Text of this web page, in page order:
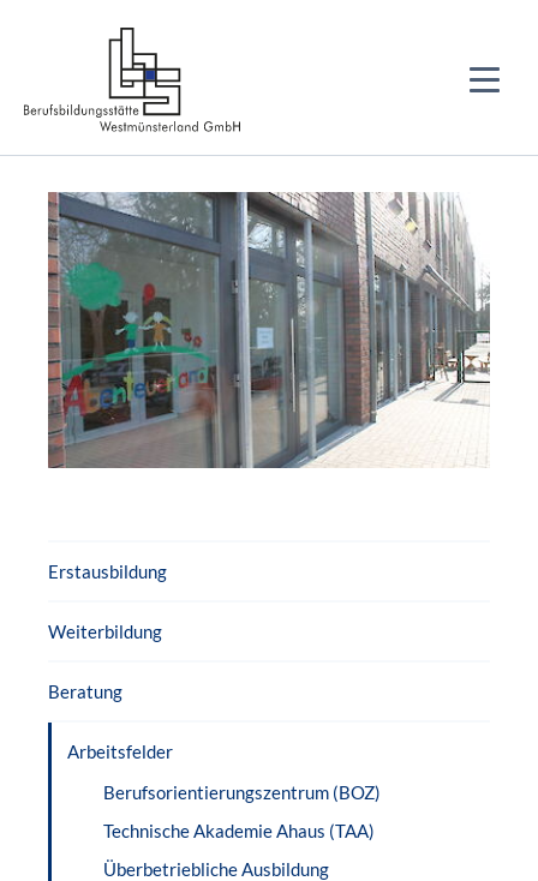
Erstausbildung
Weiterbildung
Beratung
Arbeitsfelder
Berufsorientierungszentrum (BOZ)
Technische Akademie Ahaus (TAA)
Überbetriebliche Ausbildung